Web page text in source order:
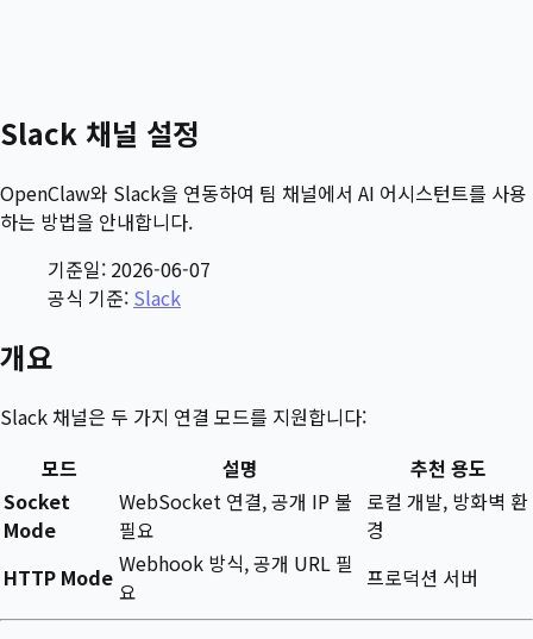
Slack 채널 설정
OpenClaw와 Slack을 연동하여 팀 채널에서 AI 어시스턴트를 사용
하는 방법을 안내합니다.
기준일: 2026-06-07
공식 기준: Slack
개요
Slack 채널은 두 가지 연결 모드를 지원합니다:
모드
설명
추천 용도
Socket
Mode
WebSocket 연결, 공개 IP 불
필요
로컬 개발, 방화벽 환
경
HTTP Mode Webhook 방식, 공개 URL 필
요
프로덕션 서버